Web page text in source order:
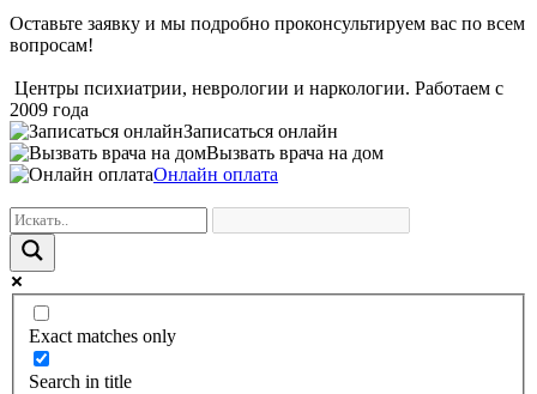
Оставьте заявку и мы подробно проконсультируем вас по всем
вопросам!
Центры психиатрии, неврологии и наркологии. Работаем с
2009 года
Записаться онлайн
Вызвать врача на дом
Онлайн оплата
Exact matches only
Search in title